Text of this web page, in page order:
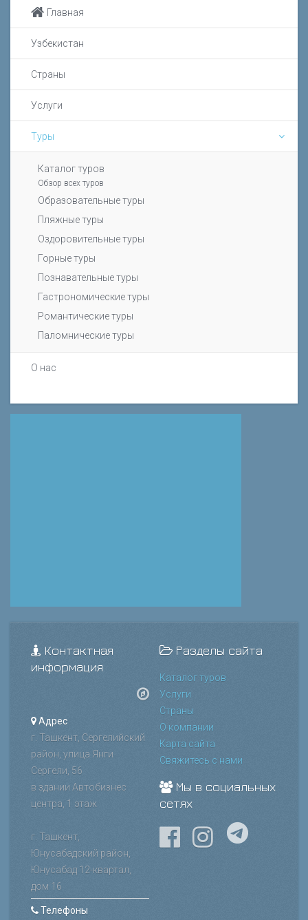
Главная
Узбекистан
Страны
Услуги
Туры
Каталог туров
Обзор всех туров
Образовательные туры
Пляжные туры
Оздоровительные туры
Горные туры
Познавательные туры
Гастрономические туры
Романтические туры
Паломнические туры
О нас
Контактная
информация
Адрес
г. Ташкент, Сергелийский
район, улица Янги
Сергели, 56
в здании Автобизнес
центра, 1 этаж
г. Ташкент,
Юнусабадский район,
Юнусабад 12-квартал,
дом 16
Телефоны
Разделы сайта
Каталог туров
Услуги
Страны
О компании
Карта сайта
Свяжитесь с нами
Мы в социальных
сетях